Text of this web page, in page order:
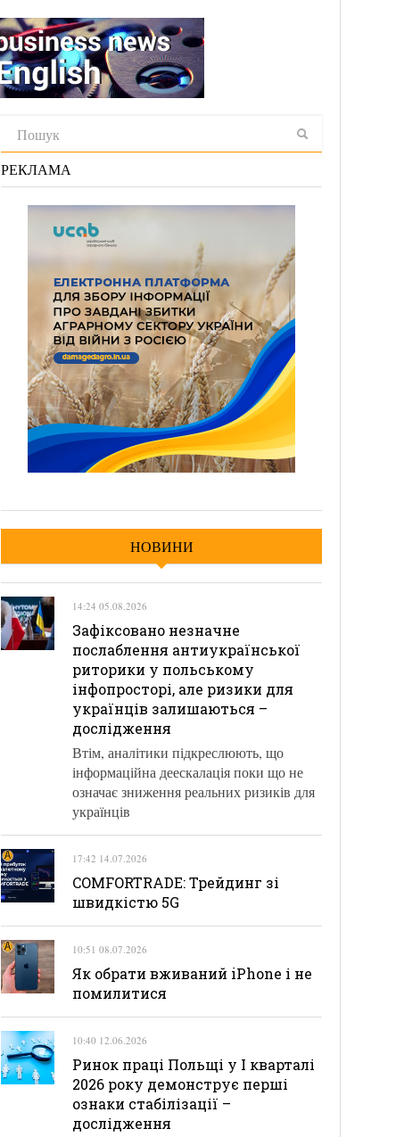
РЕКЛАМА
НОВИНИ
14:24 05.08.2026
Зафіксовано незначне
послаблення антиукраїнської
риторики у польському
інфопросторі, але ризики для
українців залишаються –
дослідження
Втім, аналітики підкреслюють, що
інформаційна деескалація поки що не
означає зниження реальних ризиків для
українців
17:42 14.07.2026
COMFORTRADE: Трейдинг зі
швидкістю 5G
10:51 08.07.2026
Як обрати вживаний iPhone і не
помилитися
10:40 12.06.2026
Ринок праці Польщі у І кварталі
2026 року демонструє перші
ознаки стабілізації –
дослідження